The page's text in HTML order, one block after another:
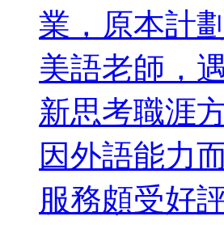
業，原本計
美語老師，
新思考職涯
因外語能力
服務頗受好